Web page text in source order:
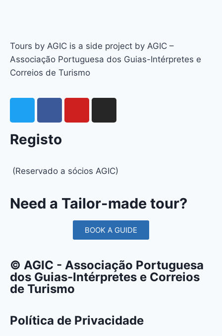
Tours by AGIC is a side project by AGIC –
Associação Portuguesa dos Guias-Intérpretes e
Correios de Turismo
Registo
(Reservado a sócios AGIC)
Need a Tailor-made tour?
BOOK A GUIDE
© AGIC - Associação Portuguesa
dos Guias-Intérpretes e Correios
de Turismo
Política de Privacidade